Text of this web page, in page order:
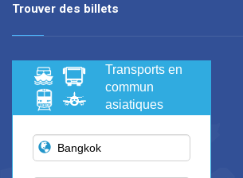
Trouver des billets
Transports en
commun
asiatiques